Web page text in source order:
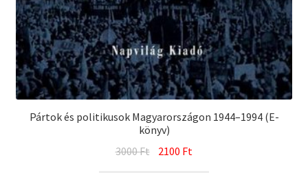
Pártok és politikusok Magyarországon 1944–1994 (E-
könyv)
3000Ft Original
2100 Ft